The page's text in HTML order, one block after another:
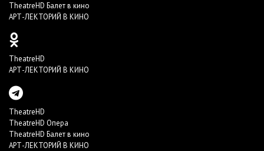
TheatreHD Балет в кино
АРТ-ЛЕКТОРИЙ В КИНО
TheatreHD
АРТ-ЛЕКТОРИЙ В КИНО
TheatreHD
TheatreHD Опера
TheatreHD Балет в кино
АРТ-ЛЕКТОРИЙ В КИНО